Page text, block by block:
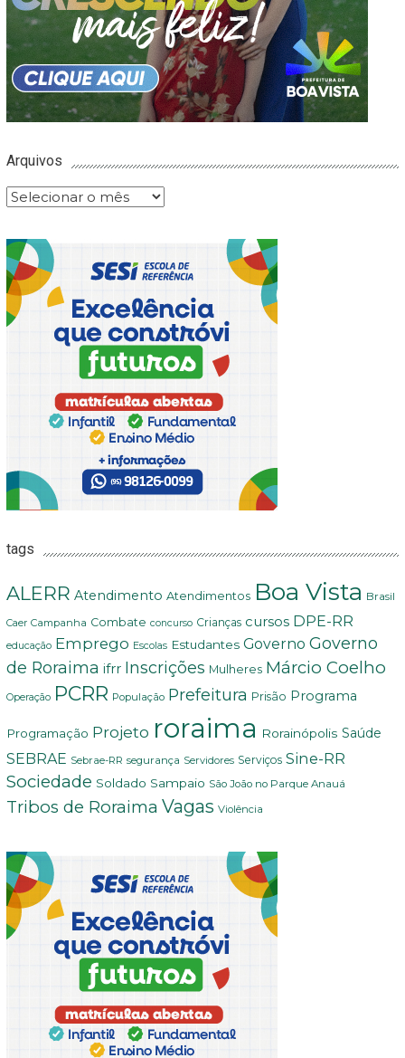
Arquivos
Arquivos
tags
ALERR Atendimento Atendimentos Boa Vista Brasil
Caer Campanha Combate concurso Crianças cursos DPE-RR
educação Emprego Escolas Estudantes Governo Governo
de Roraima ifrr Inscrições Mulheres Márcio Coelho
Operação PCRR População Prefeitura Prisão Programa
Programação Projeto roraima Rorainópolis Saúde
SEBRAE Sebrae-RR segurança Servidores Serviços Sine-RR
Sociedade Soldado Sampaio São João no Parque Anauá
Tribos de Roraima Vagas Violência